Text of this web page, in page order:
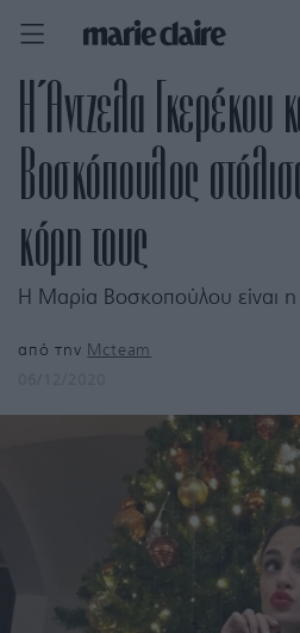
Η Άντζελα Γκερέκου
Βοσκόπουλος
κόρη τους
Η Μαρία Βοσκοπούλου είναι
από την Mcteam